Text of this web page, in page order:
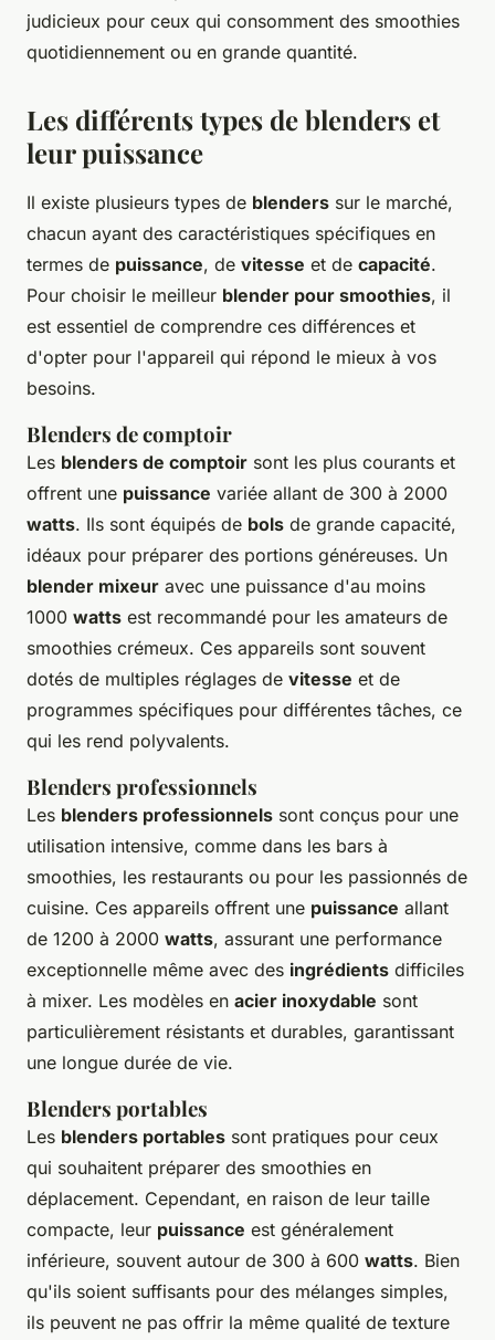
judicieux pour ceux qui consomment des smoothies
quotidiennement ou en grande quantité.
Les différents types de blenders et
leur puissance
Il existe plusieurs types de blenders sur le marché,
chacun ayant des caractéristiques spécifiques en
termes de puissance, de vitesse et de capacité.
Pour choisir le meilleur blender pour smoothies, il
est essentiel de comprendre ces différences et
d'opter pour l'appareil qui répond le mieux à vos
besoins.
Blenders de comptoir
Les blenders de comptoir sont les plus courants et
offrent une puissance variée allant de 300 à 2000
watts. Ils sont équipés de bols de grande capacité,
idéaux pour préparer des portions généreuses. Un
blender mixeur avec une puissance d'au moins
1000 watts est recommandé pour les amateurs de
smoothies crémeux. Ces appareils sont souvent
dotés de multiples réglages de vitesse et de
programmes spécifiques pour différentes tâches, ce
qui les rend polyvalents.
Blenders professionnels
Les blenders professionnels sont conçus pour une
utilisation intensive, comme dans les bars à
smoothies, les restaurants ou pour les passionnés de
cuisine. Ces appareils offrent une puissance allant
de 1200 à 2000 watts, assurant une performance
exceptionnelle même avec des ingrédients difficiles
à mixer. Les modèles en acier inoxydable sont
particulièrement résistants et durables, garantissant
une longue durée de vie.
Blenders portables
Les blenders portables sont pratiques pour ceux
qui souhaitent préparer des smoothies en
déplacement. Cependant, en raison de leur taille
compacte, leur puissance est généralement
inférieure, souvent autour de 300 à 600 watts. Bien
qu'ils soient suffisants pour des mélanges simples,
ils peuvent ne pas offrir la même qualité de texture